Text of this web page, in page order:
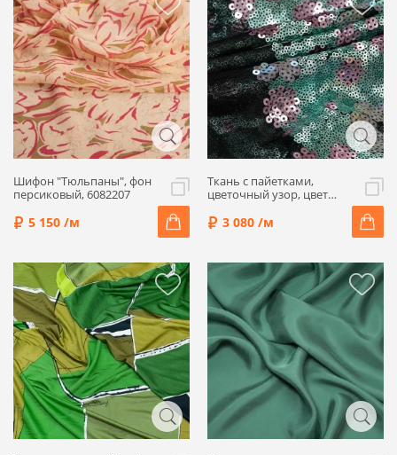
Шифон "Тюльпаны", фон
персиковый, 6082207
5 150 /м
Ткань с пайетками,
цветочный узор, цвет
3 080 /м